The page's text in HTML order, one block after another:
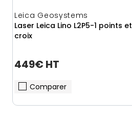
Leica Geosystems
Laser Leica Lino L2P5-1 points et
croix
449€ HT
Comparer